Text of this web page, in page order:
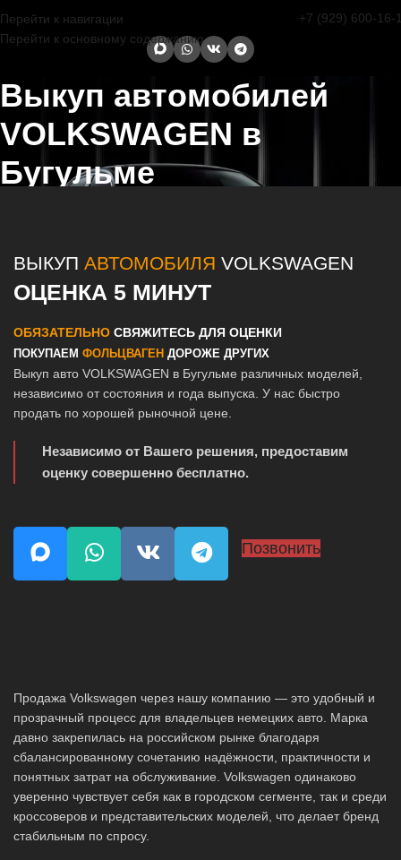
Перейти к навигации
Перейти к основному содержанию
+7 (929) 600-16-
Выкуп автомобилей
VOLKSWAGEN в
Бугульме
ВЫКУП АВТОМОБИЛЯ VOLKSWAGEN
ОЦЕНКА 5 МИНУТ
ОБЯЗАТЕЛЬНО СВЯЖИТЕСЬ ДЛЯ ОЦЕНКИ
ПОКУПАЕМ ФОЛЬЦВАГЕН ДОРОЖЕ ДРУГИХ
Выкуп авто VOLKSWAGEN в Бугульме различных моделей,
независимо от состояния и года выпуска. У нас быстро
продать по хорошей рыночной цене.
Независимо от Вашего решения, предоставим
оценку совершенно бесплатно.
Позвонить
Продажа Volkswagen через нашу компанию — это удобный и
прозрачный процесс для владельцев немецких авто. Марка
давно закрепилась на российском рынке благодаря
сбалансированному сочетанию надёжности, практичности и
понятных затрат на обслуживание. Volkswagen одинаково
уверенно чувствует себя как в городском сегменте, так и среди
кроссоверов и представительских моделей, что делает бренд
стабильным по спросу.